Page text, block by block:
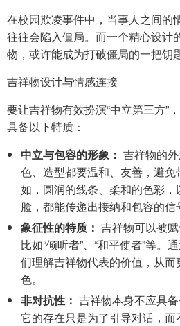
在校园欺凌事件中，当事人之间的
往往会陷入僵局。而一个精心设计
物，或许能成为打破僵局的一把钥匙
吉祥物设计与情感连接
要让吉祥物有效扮演“中立第三方”
具备以下特质：
中立与包容的形象： 吉祥物的
色、造型都要温和、友善，避
如，圆润的线条、柔和的色彩
脸，都能传递出接纳和包容的信
象征性的特质： 吉祥物可以被
比如“倾听者”、“和平使者”等。
们理解吉祥物代表的价值，从
色。
非对抗性： 吉祥物本身不应具
它的存在只是为了引导对话，而